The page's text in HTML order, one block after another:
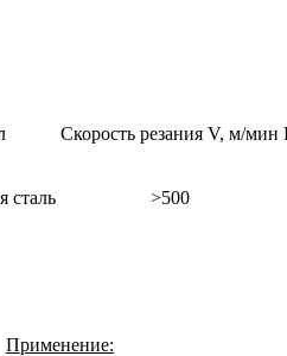
Скорость резания V, м/мин
сталь >500
Применение: